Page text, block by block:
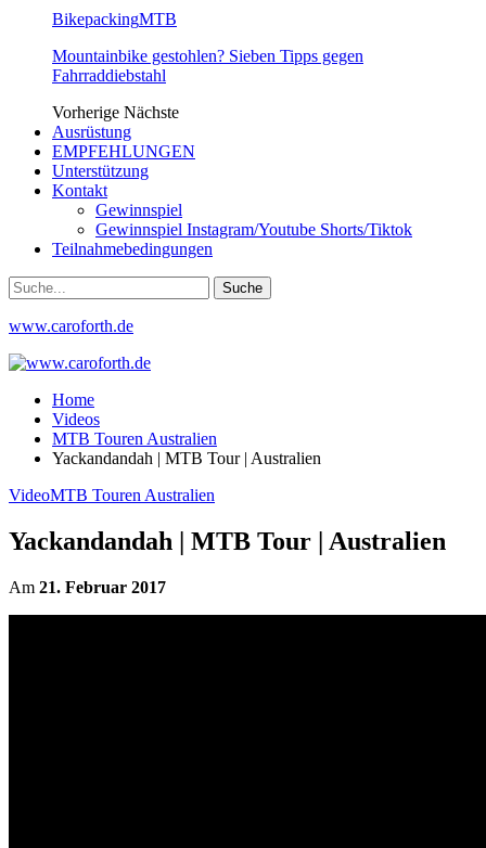
BikepackingMTB
Mountainbike gestohlen? Sieben Tipps gegen
Fahrraddiebstahl
Vorherige Nächste
Ausrüstung
EMPFEHLUNGEN
Unterstützung
Kontakt
Gewinnspiel
Gewinnspiel Instagram/Youtube Shorts/Tiktok
Teilnahmebedingungen
www.caroforth.de
Home
Videos
MTB Touren Australien
Yackandandah | MTB Tour | Australien
VideoMTB Touren Australien
Yackandandah | MTB Tour | Australien
Am 21. Februar 2017